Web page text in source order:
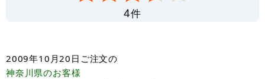
4件
2009年10月20日 ご注文の
神奈川県のお客様